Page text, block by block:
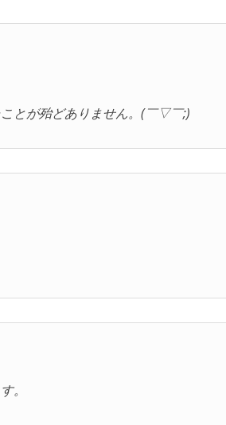
とが殆どありません。(￣▽￣;)
。